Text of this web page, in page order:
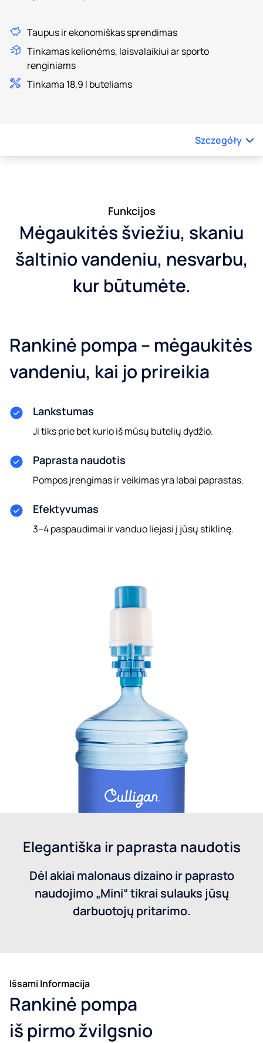
Taupus ir ekonomiškas sprendimas
Tinkamas kelionėms, laisvalaikiui ar sporto
renginiams
Tinkama 18,9 l buteliams
Szczegóły
Funkcijos
Mėgaukitės šviežiu, skaniu
šaltinio vandeniu, nesvarbu,
kur būtumėte.
Rankinė pompa – mėgaukitės
vandeniu, kai jo prireikia
Lankstumas
Ji tiks prie bet kurio iš mūsų butelių dydžio.
Paprasta naudotis
Pompos įrengimas ir veikimas yra labai paprastas.
Efektyvumas
3–4 paspaudimai ir vanduo liejasi į jūsų stiklinę.
Elegantiška ir paprasta naudotis
Dėl akiai malonaus dizaino ir paprasto
naudojimo „Mini“ tikrai sulauks jūsų
darbuotojų pritarimo.
Išsami Informacija
Rankinė pompa
iš pirmo žvilgsnio